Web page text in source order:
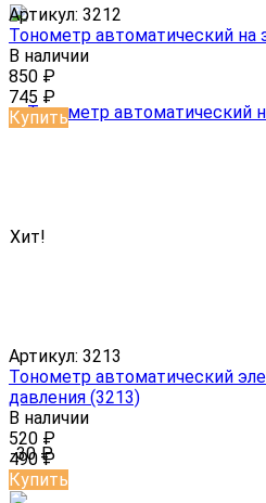
Артикул: 3212
Тонометр автоматический на
В наличии
850 ₽
745 ₽
Купить
Хит!
-30₽
Артикул: 3213
Тонометр автоматический
давления (3213)
В наличии
520 ₽
490₽
Купить